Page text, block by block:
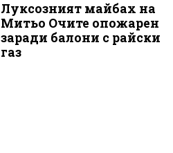
Луксозният майбах на
Митьо Очите опожарен
заради балони с райски
газ